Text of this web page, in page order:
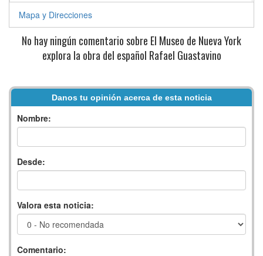
Mapa y Direcciones
No hay ningún comentario sobre El Museo de Nueva York
explora la obra del español Rafael Guastavino
Danos tu opinión acerca de esta noticia
Nombre:
Desde:
Valora esta noticia:
Comentario: